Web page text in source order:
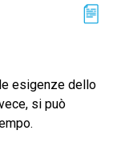
esigenze dello
si può